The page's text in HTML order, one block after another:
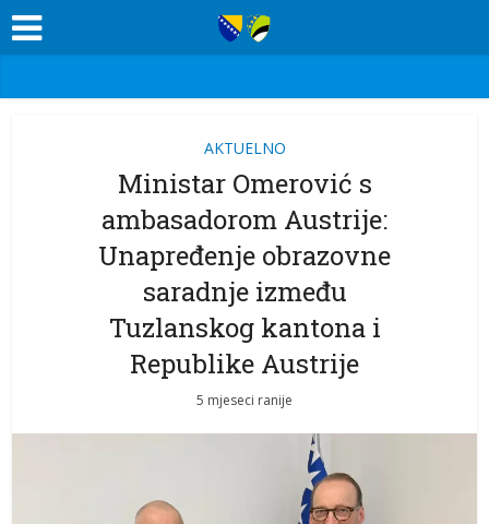
AKTUELNO
Ministar Omerović s
ambasadorom Austrije:
Unapređenje obrazovne
saradnje između
Tuzlanskog kantona i
Republike Austrije
5 mjeseci ranije